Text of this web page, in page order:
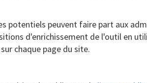
le risque de feu de forêt est modéré,
ThinkHazard!.Par conséquent, on
météorologiques favorisant la
des décès et des dommages.
feu de forêt
potentiels peuvent faire part aux
d'enrichissement de l'outil en
chaque page du site.